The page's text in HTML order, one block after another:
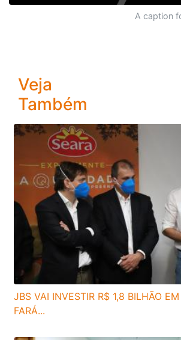
A caption
Veja
Também
JBS VAI INVESTIR R$ 1,8 BILHÃO
FARÁ...